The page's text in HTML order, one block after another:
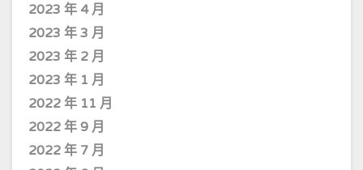
2023 年 4 月
2023 年 3 月
2023 年 2 月
2023 年 1 月
2022 年 11 月
2022 年 9 月
2022 年 7 月